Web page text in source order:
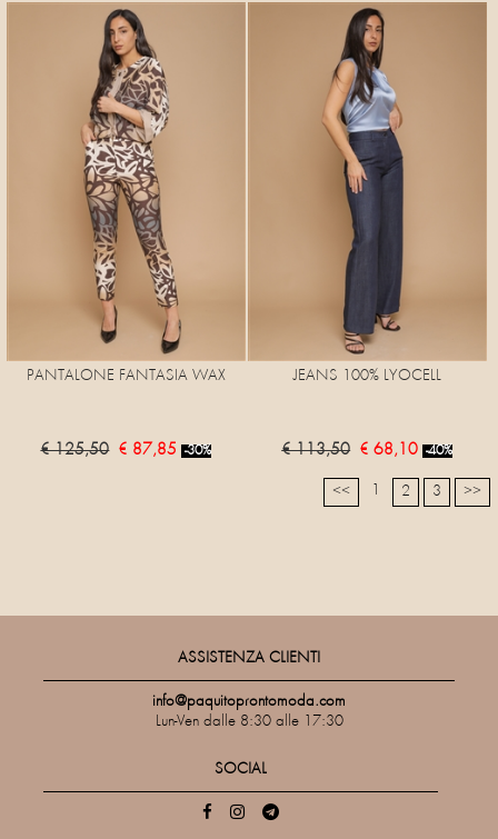
PANTALONE FANTASIA WAX
€ 125,50 € 87,85 -30%
JEANS 100% LYOCELL
€ 113,50 € 68,10 -40%
<< 2 3 >>
ASSISTENZA CLIENTI
info@paquitoprontomoda.com
Lun-Ven dalle 8:30 alle 17:30
SOCIAL